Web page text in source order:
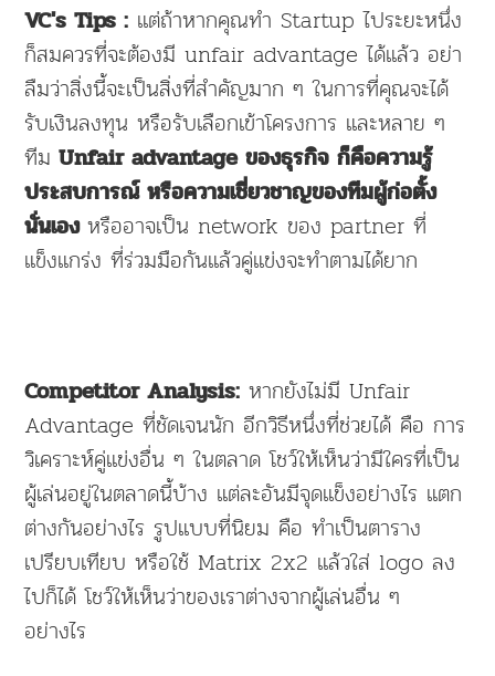
VC's Tips : แต่ถ้าหากคุณทำ Startup ไประยะหนึ่ง
ก็สมควรที่จะต้องมี unfair advantage ได้แล้ว อย่า
ลืมว่าสิ่งนี้จะเป็นสิ่งที่สำคัญมาก ๆ ในการที่คุณจะได้
รับเงินลงทุน หรือรับเลือกเข้าโครงการ และหลาย ๆ
ทีม Unfair advantage ของธุรกิจ ก็คือความรู้
ประสบการณ์ หรือความเชี่ยวชาญของทีมผู้ก่อตั้ง
นั่นเองหรืออาจเป็น network ของ partner ที่
แข็งแกร่ง ที่ร่วมมือกันแล้วคู่แข่งจะทำตามได้ยาก
Competitor Analysis: หากยังไม่มี Unfair
Advantage ที่ชัดเจนนัก อีกวิธีหนึ่งที่ช่วยได้ คือ การ
วิเคราะห์คู่แข่งอื่น ๆ ในตลาด โชว์ให้เห็นว่ามีใครที่เป็น
ผู้เล่นอยู่ในตลาดนี้บ้าง แต่ละอันมีจุดแข็งอย่างไร แตก
ต่างกันอย่างไร รูปแบบที่นิยม คือ ทำเป็นตาราง
เปรียบเทียบ หรือใช้ Matrix 2x2 แล้วใส่ logo ลง
ไปก็ได้ โชว์ให้เห็นว่าของเราต่างจากผู้เล่นอื่น ๆ
อย่างไร